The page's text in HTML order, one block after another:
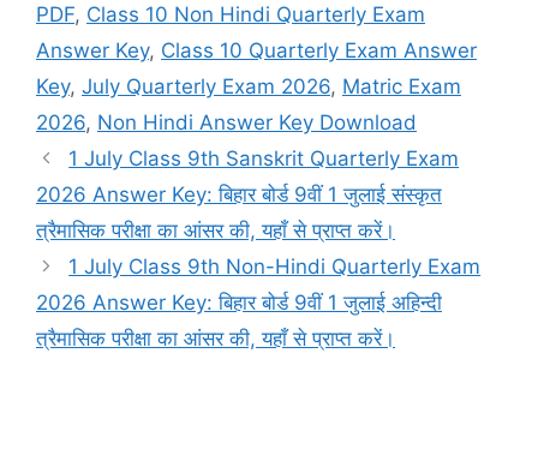
PDF, Class 10 Non Hindi Quarterly Exam
Answer Key, Class 10 Quarterly Exam Answer
Key, July Quarterly Exam 2026, Matric Exam
2026, Non Hindi Answer Key Download
1 July Class 9th Sanskrit Quarterly Exam
2026 Answer Key: बिहार बोर्ड 9वीं 1 जुलाई संस्कृत
त्रैमासिक परीक्षा का आंसर की, यहाँ से प्राप्त करें।
1 July Class 9th Non-Hindi Quarterly Exam
2026 Answer Key: बिहार बोर्ड 9वीं 1 जुलाई अहिन्दी
त्रैमासिक परीक्षा का आंसर की, यहाँ से प्राप्त करें।